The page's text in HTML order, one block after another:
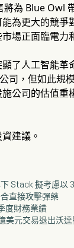
將為 Blue Owl
為更大的競
場正面臨電力
了人工智能
司，但如此規
公司的估值
建議。
Stack 擬考慮以
直接攻擊彈藥
度財務業績
美元交易退出沃